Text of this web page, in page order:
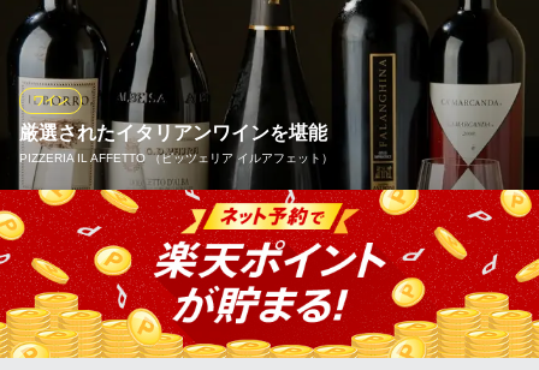
ダと食後のドリンクも付いて、お手軽に本場の味をご賞味いただ
けます。 ドルチェランチセットは1,700円、贅沢な記念日ランチ
コースは3,000円。記念日ランチコースはアニバーサリーデザート
プレートもついています。
イタリア料理 良麻
本格イタリアン
ＪＲ越後線白山駅 徒歩23分
新潟県新潟市中央区南浜通一番町373-3 1F
厳選されたイタリアンワインを堪能
PIZZERIA IL AFFETTO （ピッツェリア イルアフェット）
ワイン
店主自らが厳選した当店のワインのほとんどがイタリア産。リー
ズナブルなものからビンテージワインまで、自慢のピッツァや地
中海料理と相性抜群のワインを数多く取り揃えています！きっ
と、お気に入りのワインが見つかるはず。ワイングラス片手に前
菜を楽しみながら、ピッツァが焼けるまでの時間をお過ごしくだ
さい。